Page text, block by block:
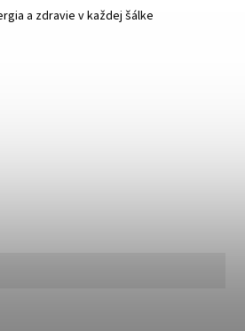
a zdravie v každej šálke